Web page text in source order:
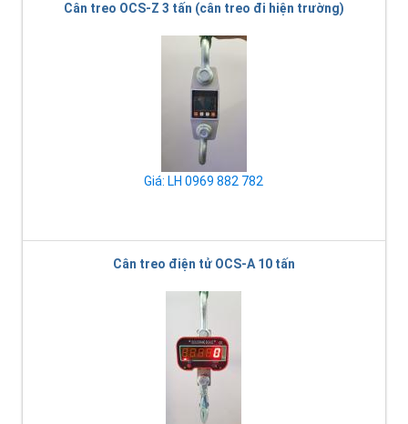
Cân treo OCS-Z 3 tấn (cân treo đi hiện trường)
Giá: LH 0969 882 782
Cân treo điện tử OCS-A 10 tấn